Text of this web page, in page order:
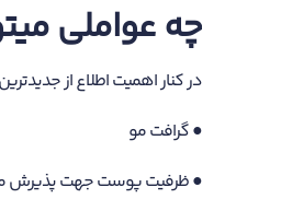
چه عواملی
در کنار اهمیت اطلاع از
● گرافت مو
● ظرفیت پوست جهت پذیرش